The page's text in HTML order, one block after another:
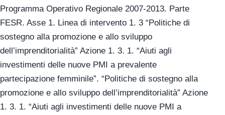
Programma Operativo Regionale 2007-2013. Parte
FESR. Asse 1. Linea di intervento 1. 3 “Politiche di
sostegno alla promozione e allo sviluppo
dell’imprenditorialità” Azione 1. 3. 1. “Aiuti agli
investimenti delle nuove PMI a prevalente
partecipazione femminile”. “Politiche di sostegno alla
promozione e allo sviluppo dell’imprenditorialità” Azione
1. 3. 1. “Aiuti agli investimenti delle nuove PMI a